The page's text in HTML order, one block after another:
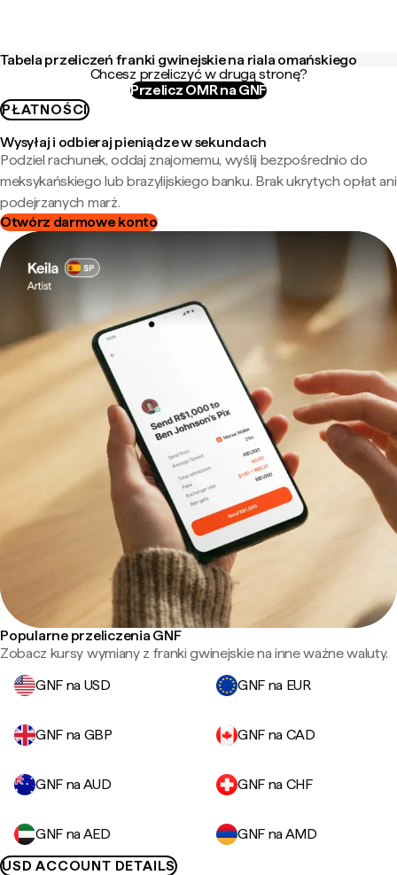
Tabela przeliczeń franki gwinejskie na riala omańskiego
Chcesz przeliczyć w drugą stronę?
Przelicz OMR na GNF
PŁATNOŚCI
Wysyłaj i odbieraj pieniądze w sekundach
Podziel rachunek, oddaj znajomemu, wyślij bezpośrednio do
meksykańskiego lub brazylijskiego banku. Brak ukrytych opłat ani
podejrzanych marż.
Otwórz darmowe konto
Popularne przeliczenia GNF
Zobacz kursy wymiany z franki gwinejskie na inne ważne waluty.
GNF na USD
GNF na EUR
GNF na GBP GNF na CAD
GNF na AUD GNF na CHF
GNF na AED
GNF na AMD
USD ACCOUNT DETAILS